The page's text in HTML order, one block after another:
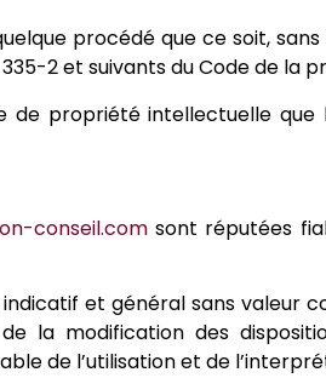
procédé que ce soit,
2 et suivants du Code de la
propriété intellectuelle
conseil.com sont réputées
et général sans valeur
la modification des
de l’utilisation et de